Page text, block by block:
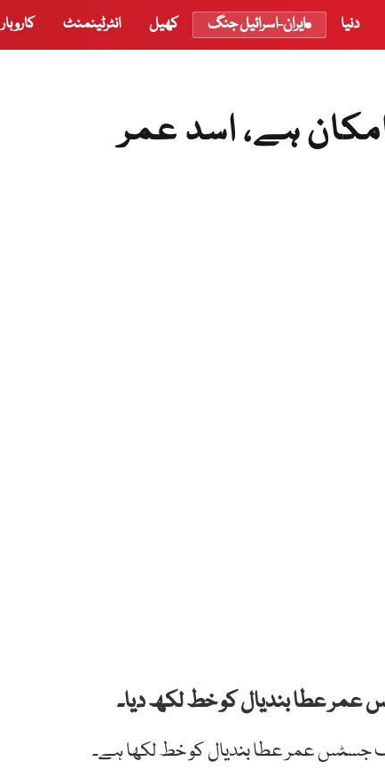
دنیا ایران-اسرائیل جنگ کھیل انٹرٹینمنٹ کاروبار
ہے، اسد عمر
عطا بندیال کو خط لکھ دیا۔
جسٹس عمر عطا بندیال کو خط لکھا ہے۔